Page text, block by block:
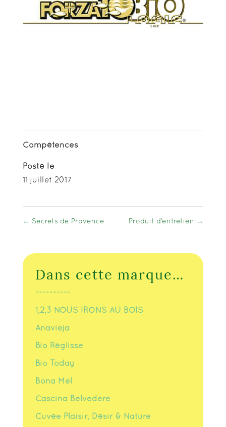
Compétences
Posté le
11 juillet 2017
← Secrets de Provence Produit d’entretien →
Dans cette marque…
----------
1,2,3 NOUS IRONS AU BOIS
Anavieja
Bio Réglisse
Bio Today
Bona Mel
Cascina Belvedere
Cuvée Plaisir, Désir & Nature